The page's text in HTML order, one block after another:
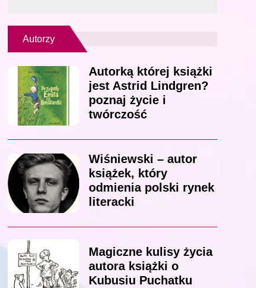
Autorzy
Autorką której książki
jest Astrid Lindgren?
poznaj życie i
twórczość
Wiśniewski – autor
książek, który
odmienia polski rynek
literacki
Magiczne kulisy życia
autora książki o
Kubusiu Puchatku